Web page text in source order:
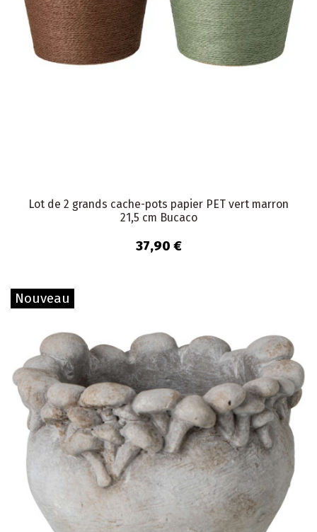
Lot de 2 grands cache-pots papier PET vert marron
21,5 cm Bucaco
37,90 €
Nouveau